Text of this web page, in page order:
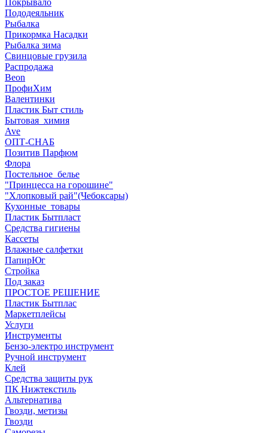
Покрывало
Пододеяльник
Рыбалка
Прикормка Насадки
Рыбалка зима
Свинцовые грузила
Распродажа
Beon
ПрофиХим
Валентинки
Пластик Быт стиль
Бытовая_химия
Ave
ОПТ-СНАБ
Позитив Парфюм
Флора
Постельное_белье
"Принцесса на горошине"
"Хлопковый рай"(Чебоксары)
Кухонные_товары
Пластик Бытпласт
Средства гигиены
Кассеты
Влажные салфетки
ПапирЮг
Стройка
Под заказ
ПРОСТОЕ РЕШЕНИЕ
Пластик Бытплас
Маркетплейсы
Услуги
Инструменты
Бензо-электро инструмент
Ручной инструмент
Клей
Средства защиты рук
ПК Нижтекстиль
Альтернатива
Гвозди, метизы
Гвозди